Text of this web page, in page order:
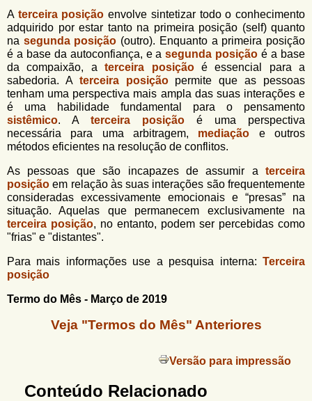
A terceira posição envolve sintetizar todo o conhecimento
adquirido por estar tanto na primeira posição (self) quanto
na segunda posição (outro). Enquanto a primeira posição
é a base da autoconfiança, e asegunda posição é a base
da compaixão, aterceira posiçãoé essencial para a
sabedoria. A terceira posiçãopermite que as pessoas
tenham uma perspectiva mais ampla das suas interações e
é uma habilidade fundamental para o pensamento
sistêmico. A terceira posição é uma perspectiva
necessária para uma arbitragem, mediação e outros
métodos eficientes na resolução de conflitos.
As pessoas que são incapazes de assumir a terceira
posição em relação às suas interações são frequentemente
consideradas excessivamente emocionais e “presas” na
situação. Aquelas que permanecem exclusivamente na
terceira posição, no entanto, podem ser percebidas como
"frias" e "distantes".
Para mais informações use a pesquisa interna: Terceira
posição
Termo do Mês - Março de 2019
Veja "Termos do Mês" Anteriores
Versão para impressão
Conteúdo Relacionado